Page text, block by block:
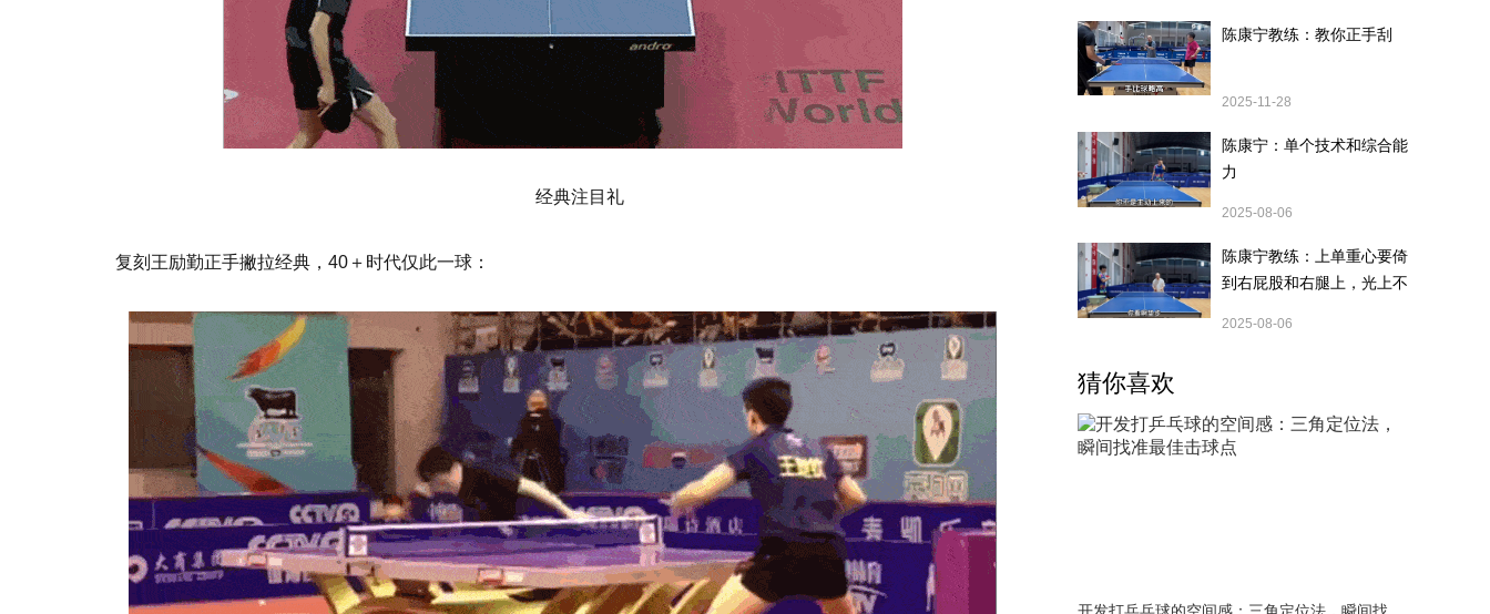
经典注目礼
复刻王励勤正手撇拉经典，40＋时代仅此一球：
陈康宁教练：教你正手刮
2025-11-28
陈康宁：单个技术和综合能
力
2025-08-06
陈康宁教练：上单重心要倚
到右屁股和右腿上，光上不
2025-08-06
猜你喜欢